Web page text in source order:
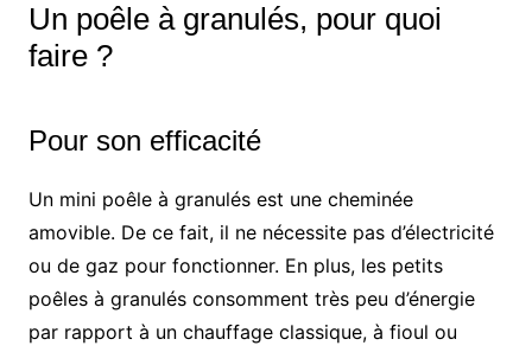
Un poêle à granulés, pour quoi
faire ?
Pour son efficacité
Un mini poêle à granulés est une cheminée
amovible. De ce fait, il ne nécessite pas d’électricité
ou de gaz pour fonctionner. En plus, les petits
poêles à granulés consomment très peu d’énergie
par rapport à un chauffage classique, à fioul ou